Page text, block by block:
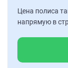
Цена полиса
напрямую в